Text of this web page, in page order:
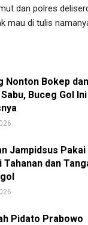
dan polres
mau di tulis
Nonton Bokep dan
Buceg Gol Ini
Jampidsus Pakai
Tahanan dan
Pidato Prabowo